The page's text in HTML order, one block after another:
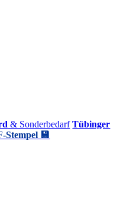
& Sonderbedarf Tübinger
Stempel 💾